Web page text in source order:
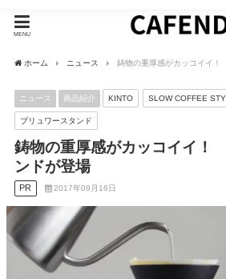
MENU
ホーム ニュース 鋳物の重厚感がカッコイイ
ニュース 商品紹介 KINTO SLOW COFFEE
ブリュワースタンド
鋳物の重厚感がカッコイイ！
ンドが登場
PR 2017年09月16日